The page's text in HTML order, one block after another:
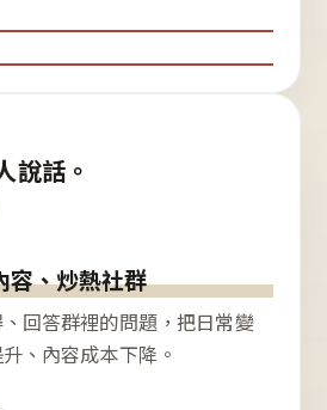
說話。
容、炒熱社群
回答群裡的問題，把日常變
、內容成本下降。